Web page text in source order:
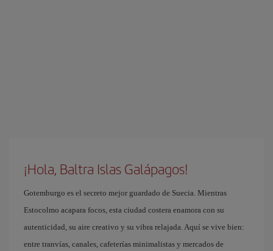
¡Hola, Baltra Islas Galápagos!
Gotemburgo es el secreto mejor guardado de Suecia. Mientras
Estocolmo acapara focos, esta ciudad costera enamora con su
autenticidad, su aire creativo y su vibra relajada. Aquí se vive bien:
entre tranvías, canales, cafeterías minimalistas y mercados de